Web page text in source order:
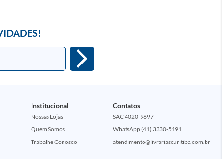
Institucional
Nossas Lojas
Quem Somos
Trabalhe Conosco
Contatos
SAC 4020-9697
WhatsApp (41) 3330-5191
atendimento@livrariascuritiba.com.br